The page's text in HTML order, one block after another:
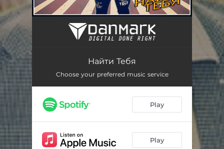
Найти Тебя - Radio Edit
Найти Тебя
Choose your preferred music service
Play
Play